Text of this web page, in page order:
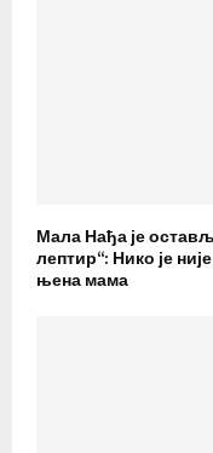
Мала Нађа је
лептир“: Нико је
њена мама